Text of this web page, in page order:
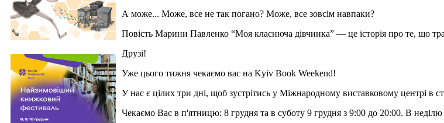
А може... Може, все не так погано? Може, все зовсім навпаки?
Повість Марини Павленко “Моя класнюча дівчинка” — це історія про те, що
Друзі!
Уже цього тижня чекаємо вас на Kyiv Book Weekend!
У нас є цілих три дні, щоб зустрітись у Міжнародному виставковому центрі в
Чекаємо Вас в п'ятницю: 8 грудня та в суботу 9 грудня з 9:00 до 20:00. В неділю